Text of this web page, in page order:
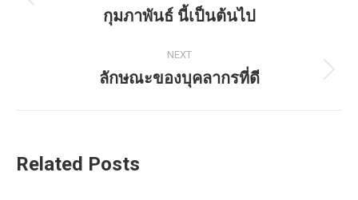
Previous
post:
กุมภาพันธ์ นี้เป็นต้นไป
NEXT
Next
ลักษณะของบุคลากรที่ดี
Related Posts